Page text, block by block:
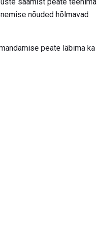
nõuded hõlmavad
peate läbima ka